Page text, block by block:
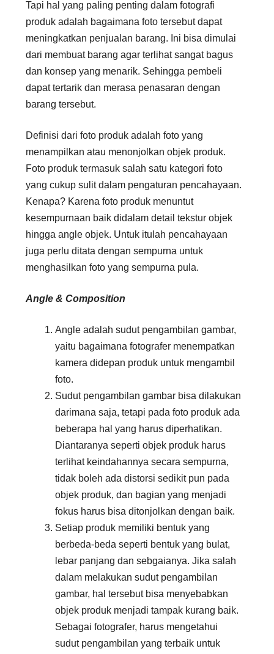
Tapi hal yang paling penting dalam fotografi
produk adalah bagaimana foto tersebut dapat
meningkatkan penjualan barang. Ini bisa dimulai
dari membuat barang agar terlihat sangat bagus
dan konsep yang menarik. Sehingga pembeli
dapat tertarik dan merasa penasaran dengan
barang tersebut.
Definisi dari foto produk adalah foto yang
menampilkan atau menonjolkan objek produk.
Foto produk termasuk salah satu kategori foto
yang cukup sulit dalam pengaturan pencahayaan.
Kenapa? Karena foto produk menuntut
kesempurnaan baik didalam detail tekstur objek
hingga angle objek. Untuk itulah pencahayaan
juga perlu ditata dengan sempurna untuk
menghasilkan foto yang sempurna pula.
Angle & Composition
Angle adalah sudut pengambilan gambar,
yaitu bagaimana fotografer menempatkan
kamera didepan produk untuk mengambil
foto.
Sudut pengambilan gambar bisa dilakukan
darimana saja, tetapi pada foto produk ada
beberapa hal yang harus diperhatikan.
Diantaranya seperti objek produk harus
terlihat keindahannya secara sempurna,
tidak boleh ada distorsi sedikit pun pada
objek produk, dan bagian yang menjadi
fokus harus bisa ditonjolkan dengan baik.
Setiap produk memiliki bentuk yang
berbeda-beda seperti bentuk yang bulat,
lebar panjang dan sebgaianya. Jika salah
dalam melakukan sudut pengambilan
gambar, hal tersebut bisa menyebabkan
objek produk menjadi tampak kurang baik.
Sebagai fotografer, harus mengetahui
sudut pengambilan yang terbaik untuk